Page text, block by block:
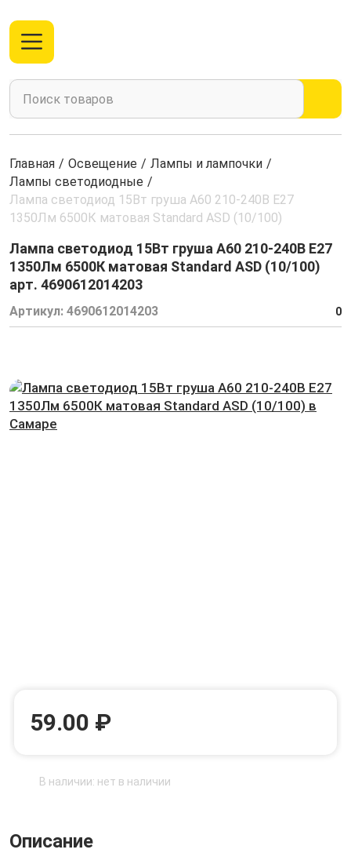
Главная / Освещение / Лампы и лампочки /
Лампы светодиодные /
Лампа светодиод 15Вт груша А60 210-240В E27
1350Лм 6500К матовая Standard ASD (10/100)
Лампа светодиод 15Вт груша А60 210-240В E27
1350Лм 6500К матовая Standard ASD (10/100)
арт. 4690612014203
Артикул: 4690612014203 0
59.00 ₽
В наличии: нет в наличии
Описание